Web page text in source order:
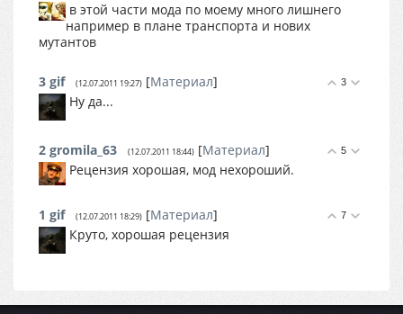
в этой части мода по моему много лишнего
например в плане транспорта и нових
мутантов
3
3 gif (12.07.2011 19:27) [Материал]
Ну да...
5
2 gromila_63 (12.07.2011 18:44) [Материал]
Рецензия хорошая, мод нехороший.
7
1 gif (12.07.2011 18:29) [Материал]
Круто, хорошая рецензия